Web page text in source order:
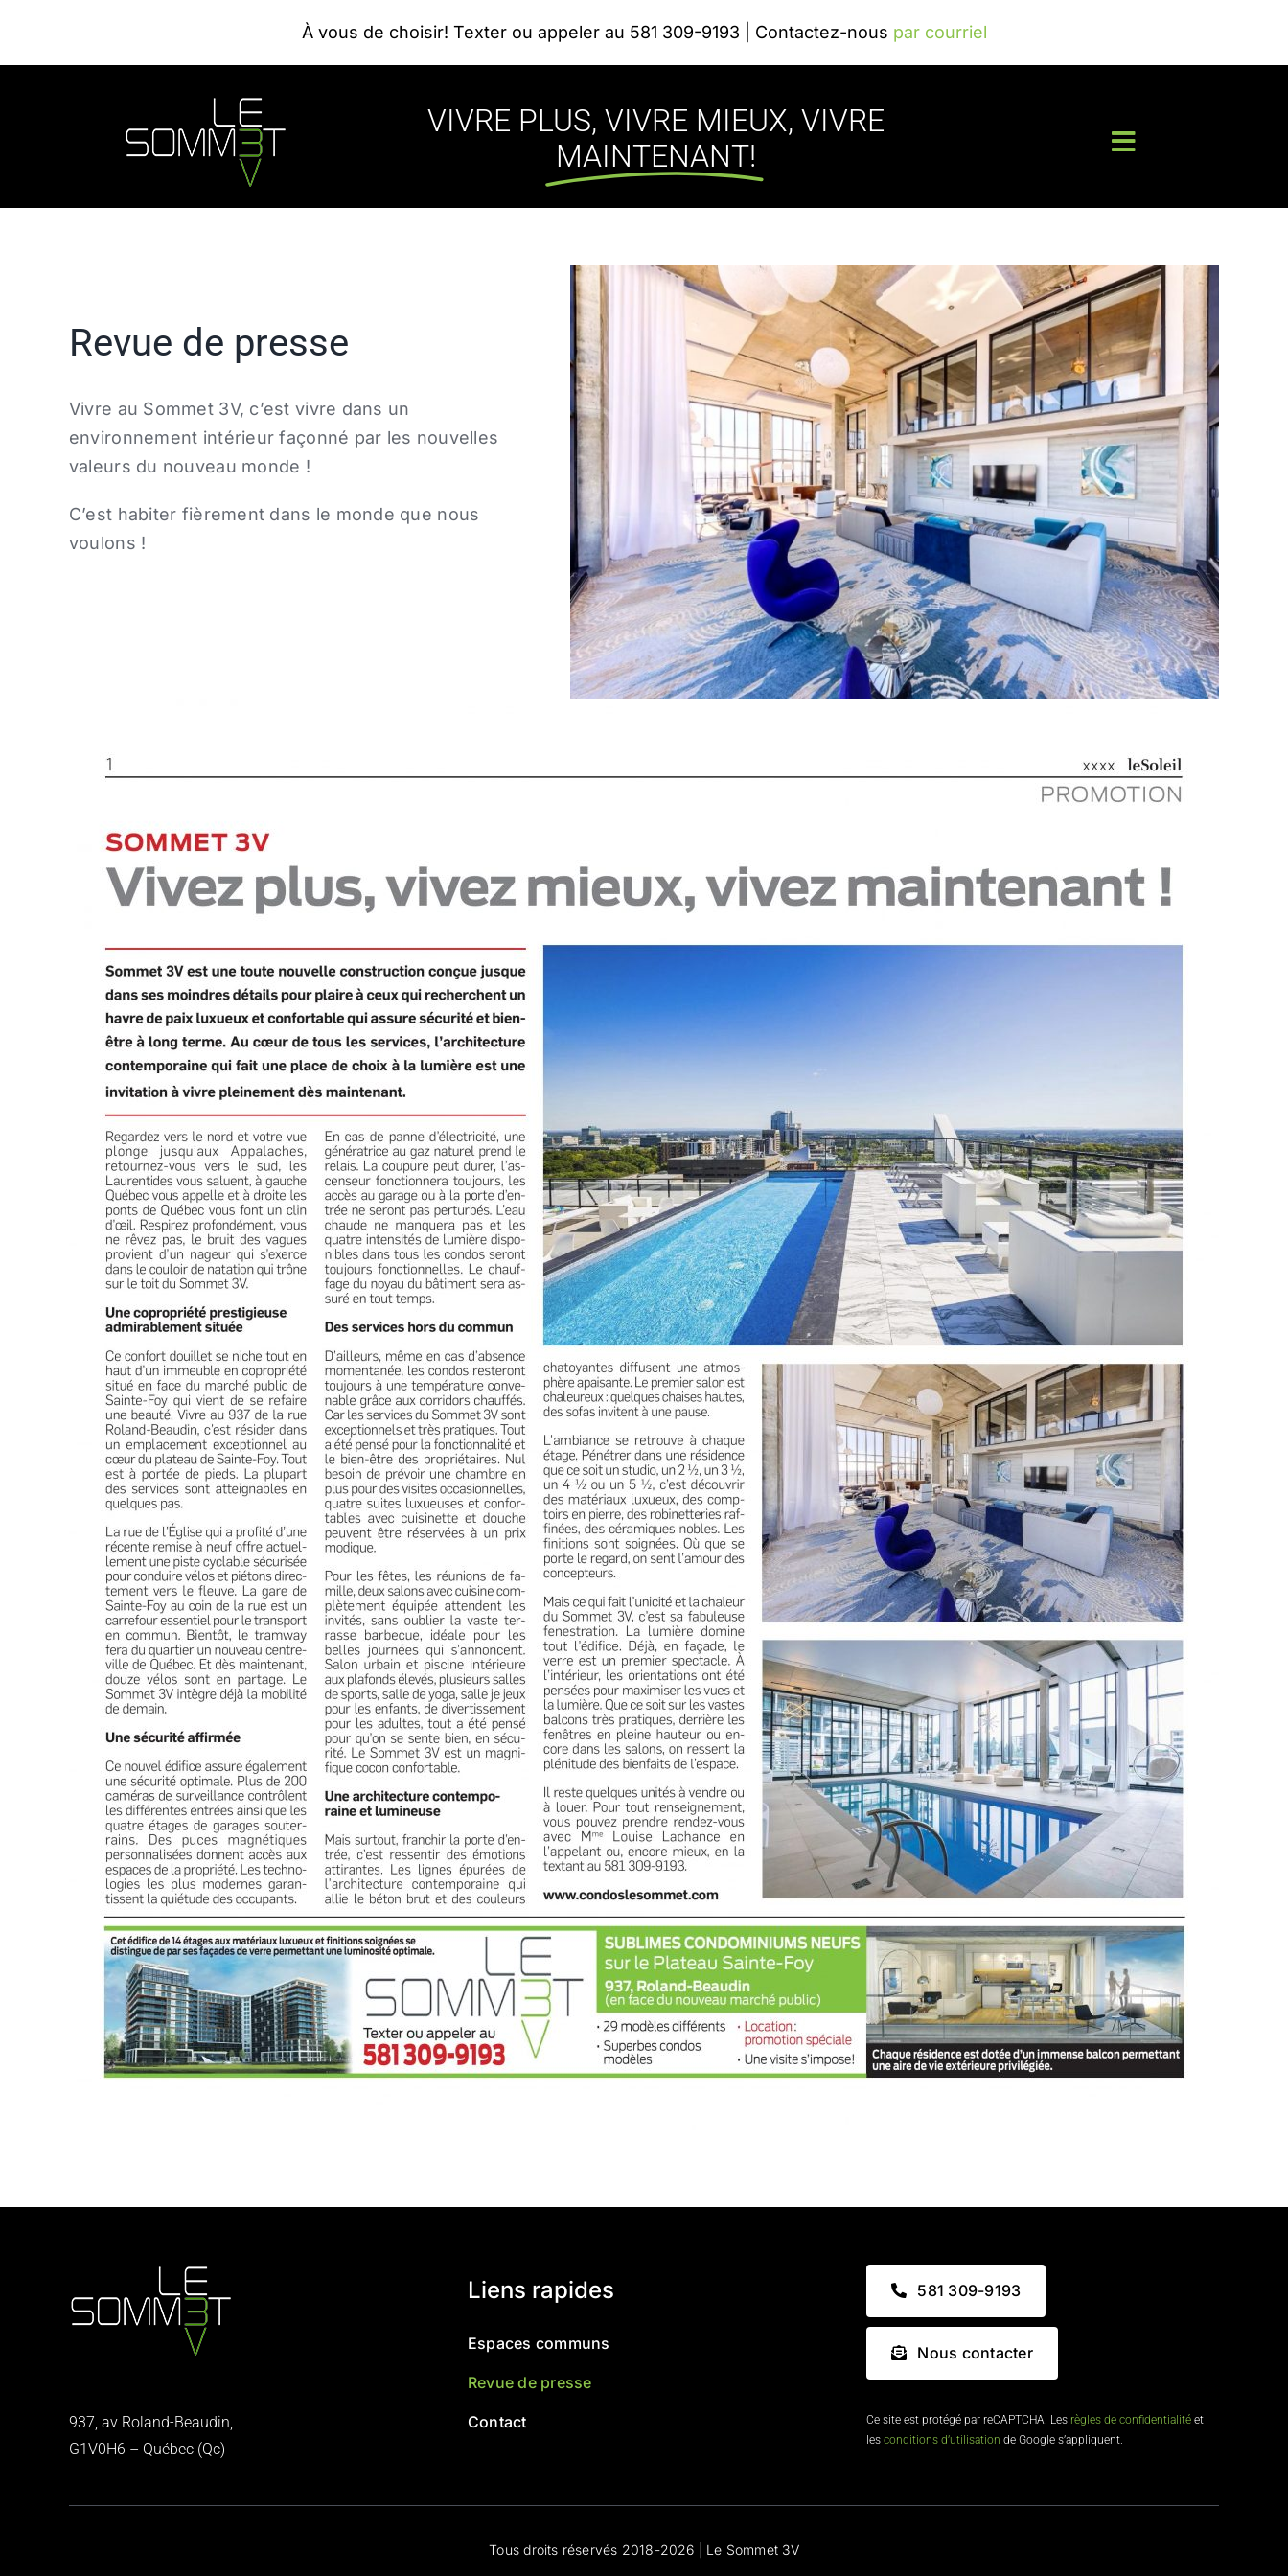
contenu
À vous de choisir! Texter ou appeler au 581 309-9193 | Contactez-nous par courriel
VIVRE PLUS, VIVRE MIEUX, VIVRE
MAINTENANT!
Toggle
Revue de presse
Vivre au Sommet 3V, c’est vivre dans un
environnement intérieurfaçonné par les nouvelles
valeurs du nouveau monde !
C’est habiter fièrement dans le monde que nous
voulons !
937, av Roland-Beaudin,
G1V0H6 – Québec (Qc)
Liens rapides
Espaces communs
Revue de presse
Contact
581 309-9193
Nous contacter
Ce site est protégé par reCAPTCHA. Les règles de confidentialitéet
les conditions d’utilisation de Google s’appliquent.
Tous droits réservés 2018-2026 | Le Sommet 3V